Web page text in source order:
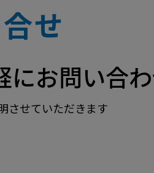
せ
にお問い合
させていただきます